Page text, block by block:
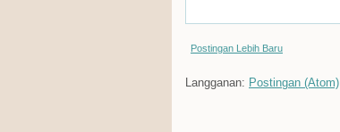
Postingan Lebih Baru
Langganan: Postingan (Atom)